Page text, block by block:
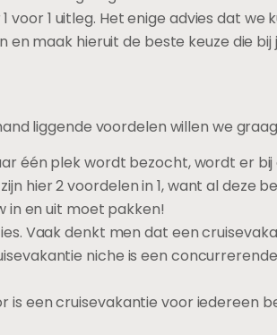
1 uitleg. Het enige advies dat we
maak hieruit de beste keuze die bij
liggende voordelen willen we
één plek wordt bezocht, wordt er bij
hier 2 voordelen in 1, want al deze
in en uit moet pakken!
Vaak denkt men dat een
niche is een
is een cruisevakantie voor iedereen